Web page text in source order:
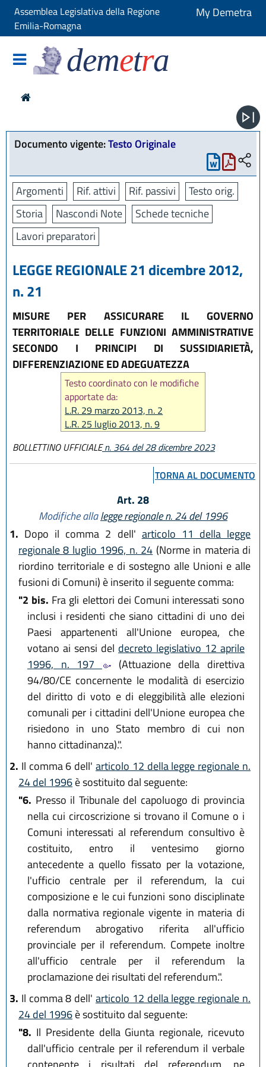
Assemblea Legislativa della Regione
Emilia-Romagna
My Demetra
demetra
Documento vigente:Testo Originale
Argomenti Rif. attivi Rif. passivi
Testo orig.
Storia
Nascondi Note
Schede tecniche
Lavori preparatori
LEGGE REGIONALE 21 dicembre 2012,
n. 21
MISURE PER ASSICURARE IL GOVERNO
TERRITORIALE DELLE FUNZIONI AMMINISTRATIVE
SECONDO I PRINCIPI DI SUSSIDIARIETÀ,
DIFFERENZIAZIONE ED ADEGUATEZZA
Testo coordinato con le modifiche
apportate da:
L.R. 29 marzo 2013, n. 2
L.R. 25 luglio 2013, n. 9
L.R. 18 luglio 2014, n. 17
L.R. 30 luglio 2015, n. 13
L.R. 29 luglio 2016, n. 15
L.R. 28 dicembre 2023, n. 17
BOLLETTINO UFFICIALEn. 364 del 28 dicembre 2023
TORNA AL DOCUMENTO
Art. 28
Modifiche allalegge regionale n. 24 del 1996
1. Dopo il comma 2 dell' articolo 11 della legge
regionale 8 luglio 1996, n. 24 (Norme in materia di
riordino territoriale e di sostegno alle Unioni e alle
fusioni di Comuni) è inserito il seguente comma:
"2 bis. Fra gli elettori dei Comuni interessati sono
inclusi i residenti che siano cittadini di uno dei
Paesi appartenenti all'Unione europea, che
votano ai sensi del decreto legislativo 12 aprile
1996, n. 197
(Attuazione della direttiva
94/80/CE concernente le modalità di esercizio
del diritto di voto e di eleggibilità alle elezioni
comunali per i cittadini dell'Unione europea che
risiedono in uno Stato membro di cui non
hanno cittadinanza).".
2. Il comma 6 dell'articolo 12 della legge regionale n.
24 del 1996è sostituito dal seguente:
"6. Presso il Tribunale del capoluogo di provincia
nella cui circoscrizione si trovano il Comune o i
Comuni interessati al referendum consultivo è
costituito, entro il ventesimo giorno
antecedente a quello fissato per la votazione,
l'ufficio centrale per il referendum, la cui
composizione e le cui funzioni sono disciplinate
dalla normativa regionale vigente in materia di
referendum abrogativo riferita all'ufficio
provinciale per il referendum. Compete inoltre
all'ufficio centrale per il referendum la
proclamazione dei risultati del referendum.".
3. Il comma 8 dell'articolo 12 della legge regionale n.
24 del 1996è sostituito dal seguente:
"8. Il Presidente della Giunta regionale, ricevuto
dall'ufficio centrale per il referendum il verbale